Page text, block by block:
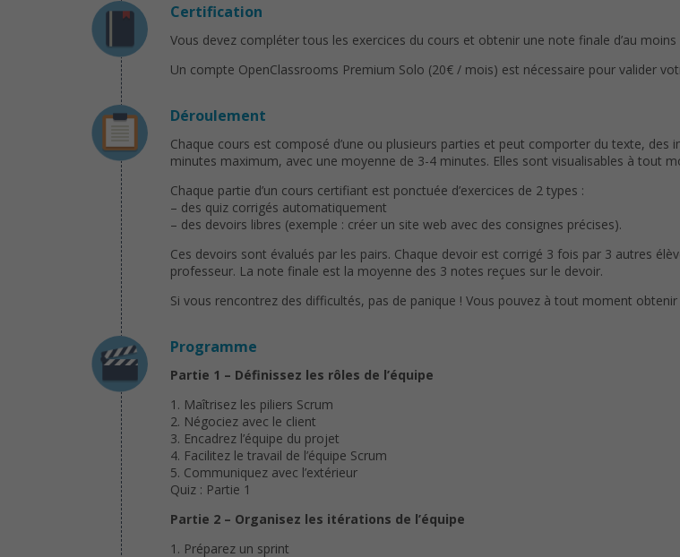
Certification
Vous devez compléter tous les exercices du cours et obtenir une note finale d’au
Un compte OpenClassrooms Premium Solo (20€ / mois) est nécessaire pour valider
Déroulement
Chaque cours est composé d’une ou plusieurs parties et peut comporter du texte,
minutes maximum, avec une moyenne de 3-4 minutes. Elles sont visualisables à tout
Chaque partie d’un cours certifiant est ponctuée d’exercices de 2 types :
– des quiz corrigés automatiquement
– des devoirs libres (exemple : créer un site web avec des consignes précises).
Ces devoirs sont évalués par les pairs. Chaque devoir est corrigé 3 fois par 3 autres
professeur. La note finale est la moyenne des 3 notes reçues sur le devoir.
Si vous rencontrez des difficultés, pas de panique ! Vous pouvez à tout moment obtenir
Programme
Partie 1 – Définissez les rôles de l’équipe
1. Maîtrisez les piliers Scrum
2. Négociez avec le client
3. Encadrez l’équipe du projet
4. Facilitez le travail de l’équipe Scrum
5. Communiquez avec l’extérieur
Quiz : Partie 1
Partie 2 – Organisez les itérations de l’équipe
1. Préparez un sprint